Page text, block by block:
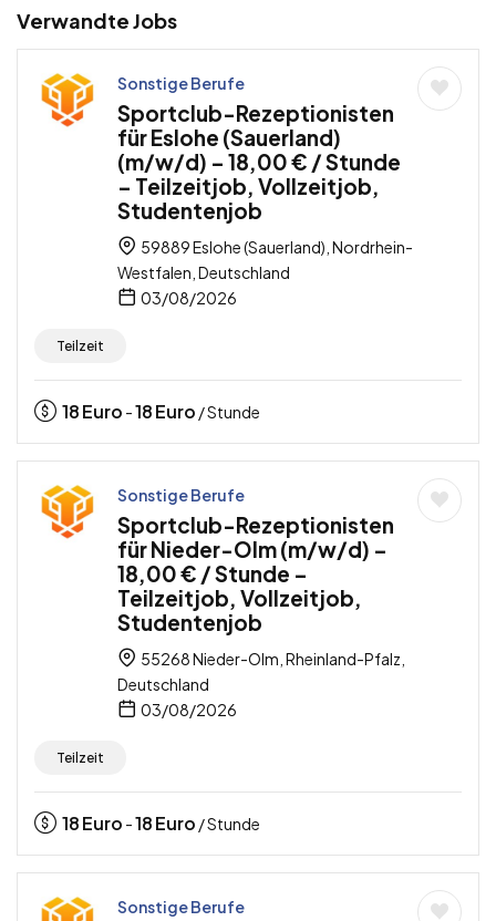
Verwandte Jobs
Sonstige Berufe
Sportclub-Rezeptionisten
für Eslohe (Sauerland)
(m/w/d) – 18,00 € / Stunde
– Teilzeitjob, Vollzeitjob,
Studentenjob
59889 Eslohe (Sauerland), Nordrhein-
Westfalen, Deutschland
03/08/2026
Teilzeit
18Euro -18Euro / Stunde
Sonstige Berufe
Sportclub-Rezeptionisten
für Nieder-Olm (m/w/d) –
18,00 € / Stunde –
Teilzeitjob, Vollzeitjob,
Studentenjob
55268 Nieder-Olm, Rheinland-Pfalz,
Deutschland
03/08/2026
Teilzeit
18Euro -18Euro / Stunde
Sonstige Berufe